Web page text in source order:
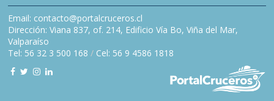
Email: contacto@portalcruceros.cl
Dirección: Viana 837, of. 214, Edificio Vía Bo, Viña del Mar,
Valparaíso
Tel: 56 32 3 500 168 / Cel: 56 9 4586 1818